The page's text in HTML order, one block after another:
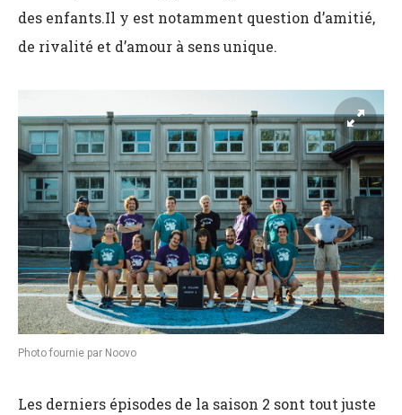
des enfants.Il y est notamment question d’amitié,
de rivalité et d’amour à sens unique.
Photo fournie par Noovo
Les derniers épisodes de la saison 2 sont tout juste